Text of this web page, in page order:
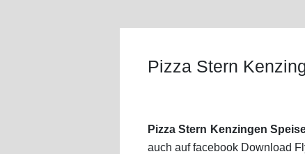
Pizza Stern
Pizza Stern Kenzingen
auch auf facebook Download